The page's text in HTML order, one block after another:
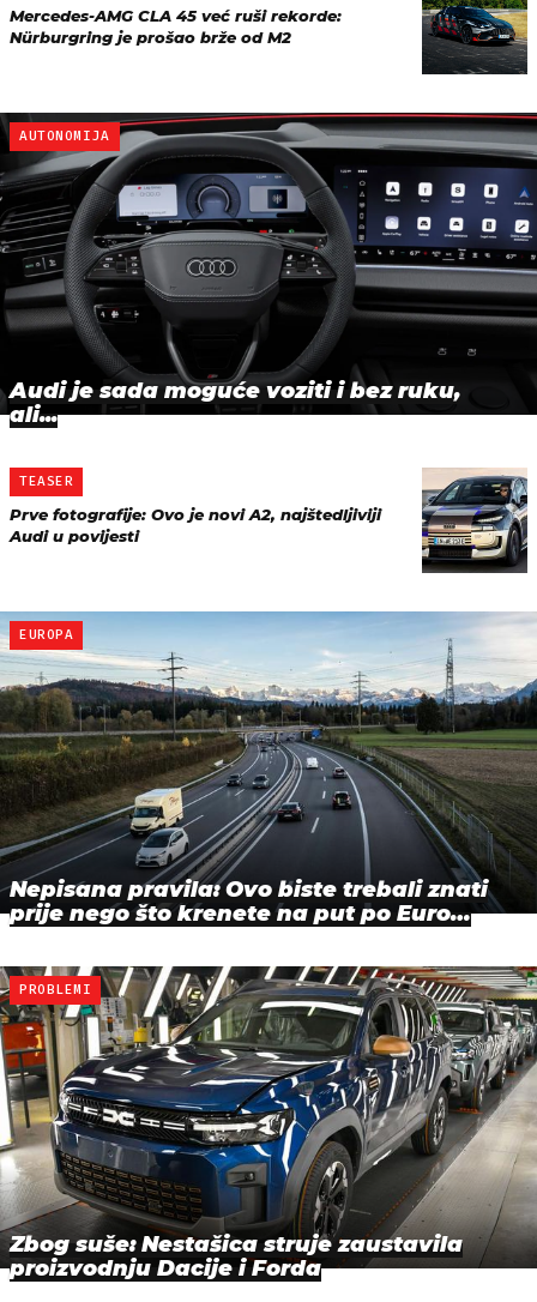
Mercedes-AMG CLA 45 već ruši rekorde:
Nürburgring je prošao brže od M2
AUTONOMIJA
Audi je sada moguće voziti i bez ruku,
ali...
TEASER
Prve fotografije: Ovo je novi A2, najštedljiviji
Audi u povijesti
EUROPA
Nepisana pravila: Ovo biste trebali znati
prije nego što krenete na put po Euro…
PROBLEMI
Zbog suše: Nestašica struje zaustavila
proizvodnju Dacije i Forda